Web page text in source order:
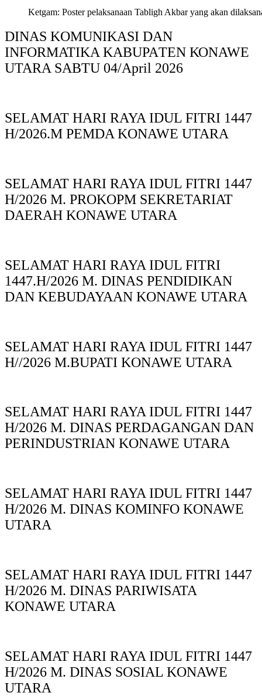
Ketgam: Poster pelaksanaan Tabligh Akbar yang akan
DINAS KOMUNIKASI DAN
INFORMATIKA KABUPAΤΕΝ ΚΟNAWE
UTARA SABTU 04/April 2026
SELAMAT HARI RAYA IDUL FITRI 1447
H/2026.M PEMDA KONAWE UTARA
SELAMAT HARI RAYA IDUL FITRI 1447
H/2026 M. PROKOPM SEKRETARIAT
DAERAH KONAWE UTARA
SELAMAT HARI RAYA IDUL FITRI
1447.H/2026 M. DINAS PENDIDIKAN
DAN KEBUDAYAAN KONAWE UTARA
SELAMAT HARI RAYA IDUL FITRI 1447
H//2026 M.BUPATI KONAWE UTARA
SELAMAT HARI RAYA IDUL FITRI 1447
H/2026 M. DINAS PERDAGANGAN DAN
PERINDUSTRIAN KONAWE UTARA
SELAMAT HARI RAYA IDUL FITRI 1447
H/2026 M. DINAS KOMINFO KONAWE
UTARA
SELAMAT HARI RAYA IDUL FITRI 1447
H/2026 M. DINAS PARIWISATA
KONAWE UTARA
SELAMAT HARI RAYA IDUL FITRI 1447
H/2026 M. DINAS SOSIAL KONAWE
UTARA